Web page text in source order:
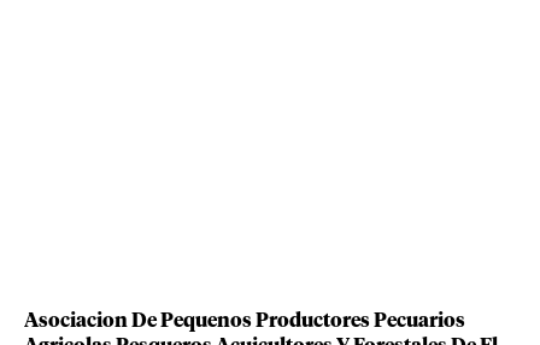
Asociacion De Pequenos Productores Pecuarios